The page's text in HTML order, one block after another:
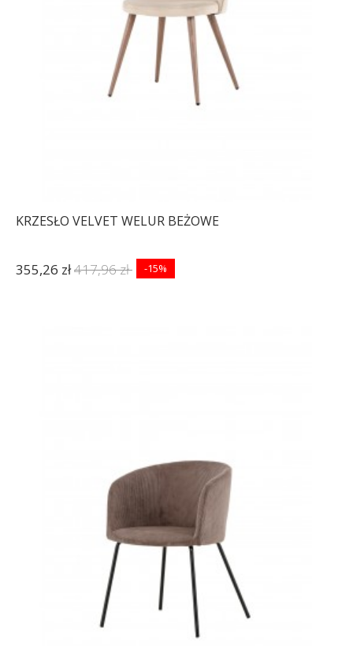
KRZESŁO VELVET WELUR BEŻOWE
355,26 zł417,96 zł -15%